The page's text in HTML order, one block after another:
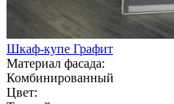
Шкаф-купе Графит
Материал фасада:
Комбинированный
Цвет: